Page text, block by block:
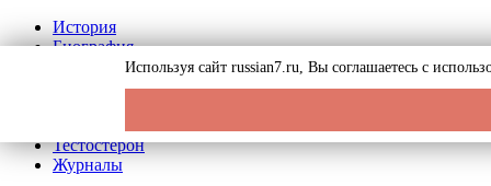
История
Биография
Криминал
Реклама на сайте
Тестостерон
Журналы
Используя сайт russian7.ru, Вы соглашаетесь с